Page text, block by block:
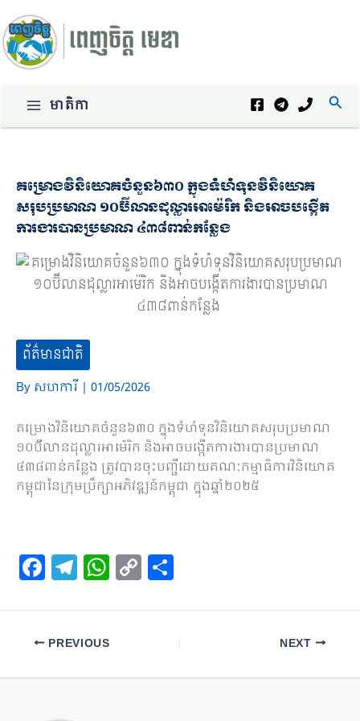
to
content
មាតិកា
គម្រោងវិនិយោគចំនួន៦៣០ ក្នុងទំហំទុនវិនិយោគ
សរុបប្រមាណ ១០ប៊ីលានដុល្លារអាម៉េរិក និងអាចបង្កើត
ការងារបានប្រមាណ ៤៣៨ពាន់កន្លែង
ព័ត៌មានជាតិ
By សហការី | 01/05/2026
គម្រោងវិនិយោគចំនួន៦៣០ ក្នុងទំហំទុនវិនិយោគសរុបប្រមាណ
១០ប៊ីលានដុល្លារអាម៉េរិក និងអាចបង្កើតការងារបានប្រមាណ
៤៣៨ពាន់កន្លែង ត្រូវបានចុះបញ្ជីដោយគណៈកម្មាធិការវិនិយោគ
កម្ពុជានៃក្រុមប្រឹក្សាអភិវឌ្ឍន៍កម្ពុជា ក្នុងឆ្នាំ២០២៥
F
a
c
e
b
T
el
e
gr
a
W
h
at
A
C
o
p
Li
ar
e
PREVIOUS NEXT